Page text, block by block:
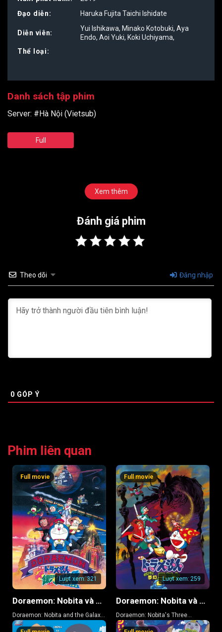
Đạo diễn:
Haruka Fujita Taichi Ishidate
Diễn viên:
Yui Ishikawa, Minako Kotobuki, Aya
Endo, Aoi Yuki, Koki Uchiyama,
Thể loại:
Danh sách tập phim
Server: #Hà Nội (Vietsub)
Full
Xem thêm
Đánh giá phim
Theo dõi Đăng nhập
0 GÓP Ý
Phim liên quan
Lượt xem:321
Full movie
Doraemon: Nobita và Chuyến Tàu Tốc Hành Ngân Hà
Doraemon: Nobita and the Galaxy
Super-express
Lượt xem: 259
Full movie
Doraemon: Nobita và Ba Chàng Hiệp Sĩ Mộng Mơ
Doraemon: Nobita's Three
Visionary Swordsmen